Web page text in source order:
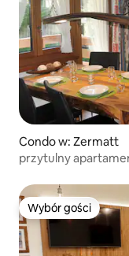
Condo w: Zermatt
przytulny
Wybór gości
Wybór gości